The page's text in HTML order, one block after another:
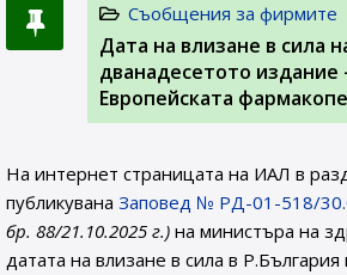
Съобщения за фирмите
Дата на влизане в сила
дванадесетото издание
Европейската
На интернет страницата на ИАЛ в
публикувана Заповед № РД-01-518/
бр. 88/21.10.2025 г.) на министъра на
датата на влизане в сила в Р.България